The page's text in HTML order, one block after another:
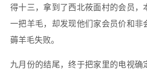
得十三，拿到了西北莜面村的会员，
一把羊毛，却发现他们家会员价和非
薅羊毛失败。
九月份的结尾，终于把家里的电视确